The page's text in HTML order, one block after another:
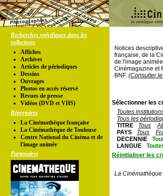
Recherches spécifiques dans les
collections
Affiches
Archives
Articles de périodiques
Dessins
Ouvrages
Photos en accés réservé
Revues de presse
Vidéos (DVD et VHS)
Répertoires
La Cinémathèque française
La Cinémathèque de Toulouse
Centre National du Cinéma et de
l'image animée
Partenaires
Notices
française, de la
de l'image
Cinémagazine et
BNF. (Consulter
Sélectionner les
Toutes
Tous les
TITRE
Tous
PAYS
Tous
DECENNIE
LANGUE
Réinitialiser les
La